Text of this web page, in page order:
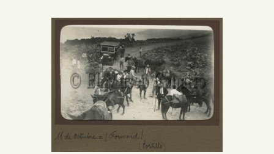
PREPARAR LA VISITA
ACTIVIDADES
█
EL MUSEO